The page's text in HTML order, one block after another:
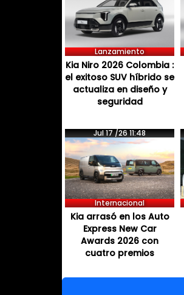
Lanzamiento
Kia Niro 2026 Colombia :
el exitoso SUV híbrido se
actualiza en diseño y
seguridad
Jul 17 /26 11:48
Internacional
Kia arrasó en los Auto
Express New Car
Awards 2026 con
cuatro premios